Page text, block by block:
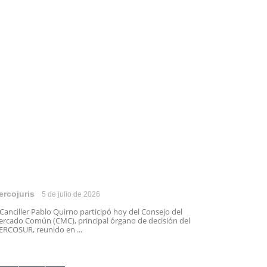
5 de julio de 2026
Pablo Quirno participó hoy del Consejo del
Común (CMC), principal órgano de decisión del
reunido en ...